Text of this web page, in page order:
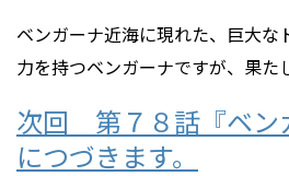
ベンガーナ近海に現れた、巨大な
力を持つベンガーナですが、果た
次回 第７８話『ベン
につづきます。